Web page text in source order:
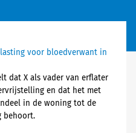
voor bloedverwant in
dat X als vader van erflater
en dat het met
in de woning tot de
behoort.